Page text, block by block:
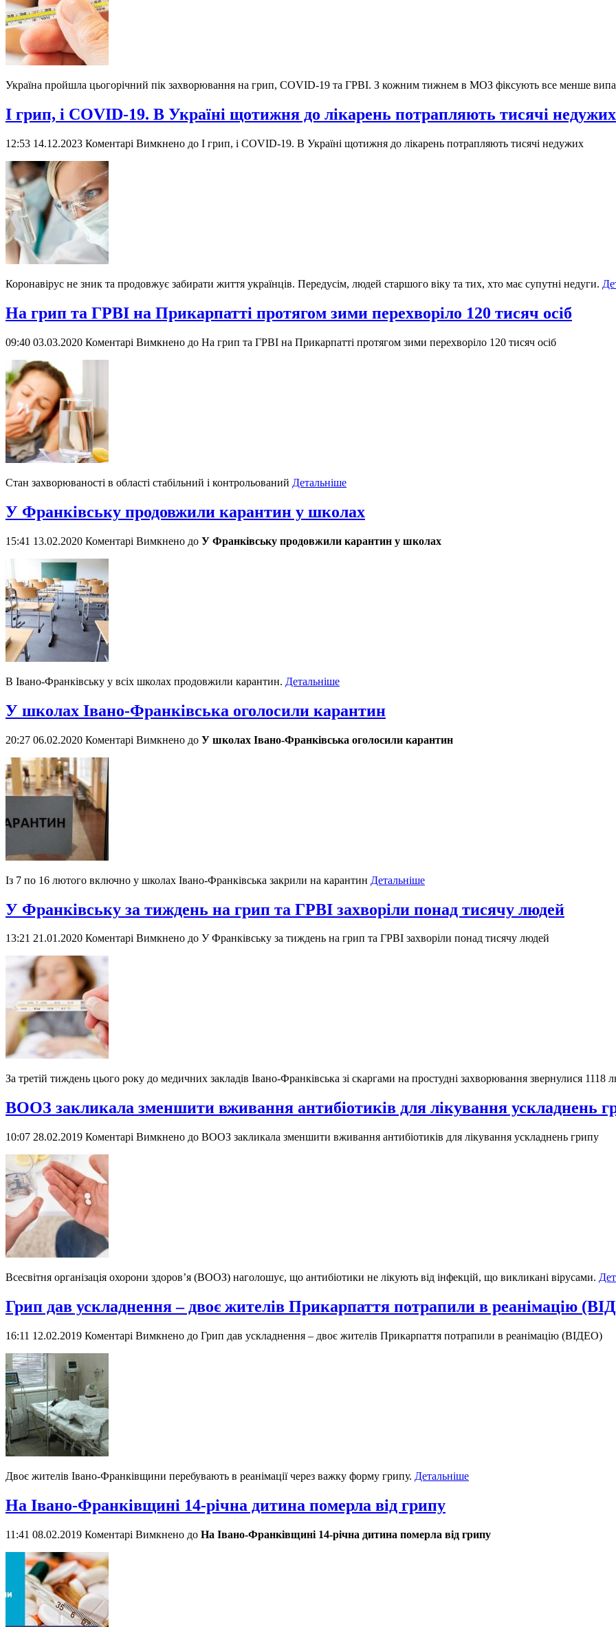
Україна пройшла цьогорічний пік захворювання на грип, СOVID-19 та ГРВІ. З кожним тижнем в МОЗ фіксують все менше
І грип, і COVID-19. В Україні щотижня до лікарень потрапляють тисячі недужих
12:53 14.12.2023 Коментарі Вимкнено до І грип, і COVID-19. В Україні щотижня до лікарень потрапляють тисячі недужих
Коронавірус не зник та продовжує забирати життя українців. Передусім, людей старшого віку та тих, хто має супутні недуги.
На грип та ГРВІ на Прикарпатті протягом зими перехворіло 120 тисяч осіб
09:40 03.03.2020 Коментарі Вимкнено до На грип та ГРВІ на Прикарпатті протягом зими перехворіло 120 тисяч осіб
Стан захворюваності в області стабільний і контрольований Детальніше
У Франківську продовжили карантин у школах
15:41 13.02.2020 Коментарі Вимкнено до У Франківську продовжили карантин у школах
В Івано-Франківську у всіх школах продовжили карантин. Детальніше
У школах Івано-Франківська оголосили карантин
20:27 06.02.2020 Коментарі Вимкнено до У школах Івано-Франківська оголосили карантин
Із 7 по 16 лютого включно у школах Івано-Франківська закрили на карантин Детальніше
У Франківську за тиждень на грип та ГРВІ захворіли понад тисячу людей
13:21 21.01.2020 Коментарі Вимкнено до У Франківську за тиждень на грип та ГРВІ захворіли понад тисячу людей
За третій тиждень цього року до медичних закладів Івано-Франківська зі скаргами на простудні захворювання звернулися 1118
ВООЗ закликала зменшити вживання антибіотиків для лікування ускладнень
10:07 28.02.2019 Коментарі Вимкнено до ВООЗ закликала зменшити вживання антибіотиків для лікування ускладнень грипу
Всесвітня організація охорони здоров’я (ВООЗ) наголошує, що антибіотики не лікують від інфекцій, що викликані вірусами.
Грип дав ускладнення – двоє жителів Прикарпаття потрапили в реанімацію
16:11 12.02.2019 Коментарі Вимкнено до Грип дав ускладнення – двоє жителів Прикарпаття потрапили в реанімацію (ВІДЕО)
Двоє жителів Івано-Франківщини перебувають в реанімації через важку форму грипу. Детальніше
На Івано-Франківщині 14-річна дитина померла від грипу
11:41 08.02.2019 Коментарі Вимкнено до На Івано-Франківщині 14-річна дитина померла від грипу